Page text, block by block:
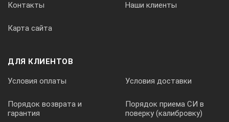
Контакты Наши клиенты
Карта сайта
ДЛЯ КЛИЕНТОВ
Условия оплаты Условия доставки
Порядок возврата и
гарантия
Порядок приема СИ в
поверку (калибровку)